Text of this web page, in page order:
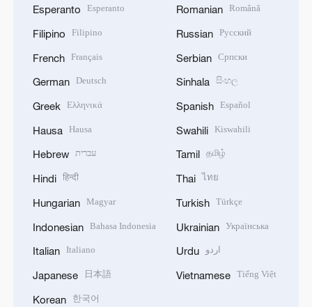
Esperanto Esperanto
Filipino Filipino
French Français
German Deutsch
Greek Ελληνικά
Hausa Hausa
Hebrew עברית
Hindi हिन्दी
Hungarian Magyar
Indonesian Bahasa Indonesia
Italian Italiano
Japanese 日本語
Korean 한국어
Romanian Română
Russian Русский
Serbian Српски
Sinhala සිංහල
Spanish Español
Swahili Kiswahili
Tamil தமிழ்
Thai ไทย
Turkish Türkçe
Ukrainian Українська
Urdu اردو
Vietnamese Tiếng Việt